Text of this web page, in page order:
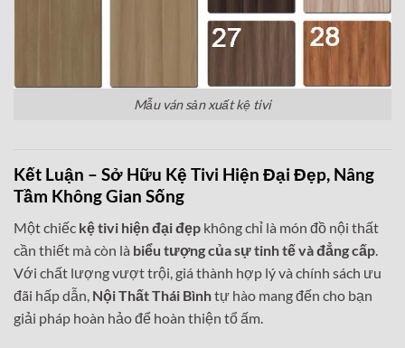
Mẫu ván sản xuất kệ tivi
Kết Luận – Sở Hữu Kệ Tivi Hiện Đại Đẹp, Nâng
Tầm Không Gian Sống
Một chiếc kệ tivi hiện đại đẹp không chỉ là món đồ nội thất
cần thiết mà còn là biểu tượng của sự tinh tế và đẳng cấp
Với chất lượng vượt trội, giá thành hợp lý và chính sách ưu
đãi hấp dẫn, Nội Thất Thái Bìnhtự hào mang đến cho bạn
giải pháp hoàn hảo để hoàn thiện tổ ấm.